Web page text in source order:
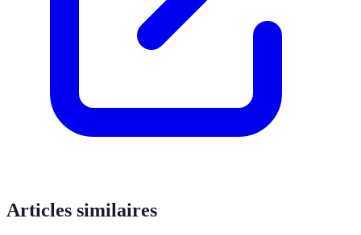
Articles similaires